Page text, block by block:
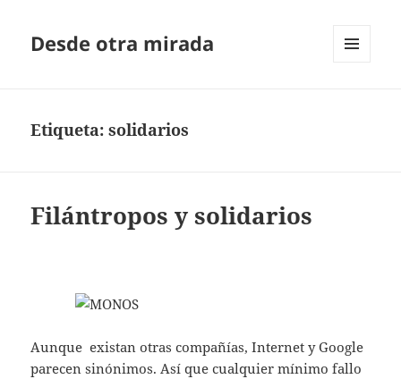
Desde otra mirada
Etiqueta:solidarios
Filántropos y solidarios
Aunque existan otras compañías, Internet y Google
parecen sinónimos. Así que cualquier mínimo fallo